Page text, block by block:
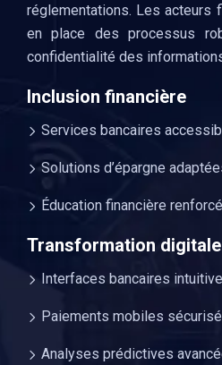
réglementations. Les acteurs
en place des processus
confidentialité des
Inclusion financière
Services bancaires
Solutions d’épargne
Éducation financière
Transformation digitale
Interfaces bancaires
Paiements mobiles
Analyses prédictives